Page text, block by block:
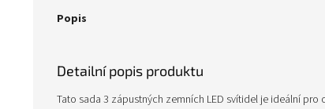
Popis
Detailní popis produktu
Tato sada 3 zápustných zemních LED svítidel je ideální